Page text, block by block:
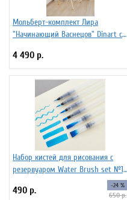
Мольберт-комплект Лира
"Начинающий Васнецов" Dinart с
стаканчиками
4 490 р.
Набор кистей для рисования c
резервуаром Water Brush set №1,
490 р. -24 %
650 р.